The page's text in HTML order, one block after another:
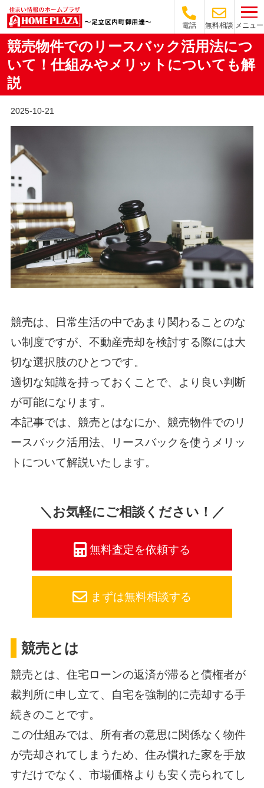
電話 無料相談 メニュー
競売物件でのリースバック活用法につ
いて！仕組みやメリットについても解
説
2025-10-21
競売は、日常生活の中であまり関わることのな
い制度ですが、不動産売却を検討する際には大
切な選択肢のひとつです。
適切な知識を持っておくことで、より良い判断
が可能になります。
本記事では、競売とはなにか、競売物件でのリ
ースバック活用法、リースバックを使うメリッ
トについて解説いたします。
＼お気軽にご相談ください！／
無料査定を依頼する
まずは無料相談する
競売とは
競売とは、住宅ローンの返済が滞ると債権者が
裁判所に申し立て、自宅を強制的に売却する手
続きのことです。
この仕組みでは、所有者の意思に関係なく物件
が売却されてしまうため、住み慣れた家を手放
すだけでなく、市場価格よりも安く売られてし